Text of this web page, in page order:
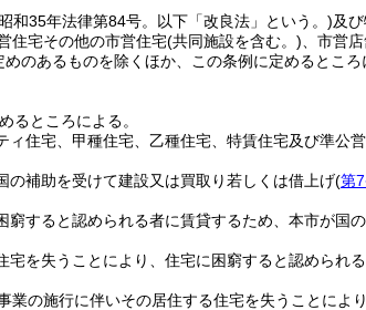
和35年法律第84号。以下「改良法」という。)及
住宅その他の市営住宅(共同施設を含む。) 、市営
のあるものを除くほか、この条例に定めるところ
るところによる。
住宅、甲種住宅、乙種住宅、特賃住宅及び準公
補助を受けて建設又は買取り若しくは借上げ(第
すると認められる者に賃貸するため、本市が国
を失うことにより、住宅に困窮すると認められる
の施行に伴いその居住する住宅を失うことによ